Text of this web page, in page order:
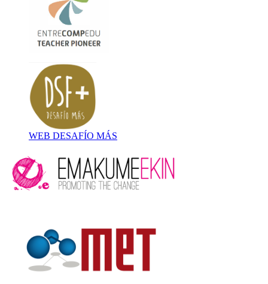
WEB DESAFÍO MÁS